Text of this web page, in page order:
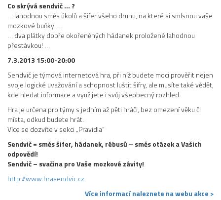
Co skrývá sendvič … ?
… lahodnou směs úkolů a šifer všeho druhu, na které si smlsnou vaše
mozkové buňky! …
… dva plátky dobře okořeněných hádanek proložené lahodnou
přestávkou! …
7.3.2013 15:00-20:00
Sendvič je týmová internetová hra, při níž budete moci prověřit nejen
svoje logické uvažování a schopnost luštit šifry, ale musíte také vědět,
kde hledat informace a využijete i svůj všeobecný rozhled.
Hra je určena pro týmy s jedním až pěti hráči, bez omezení věku či
místa, odkud budete hrát.
Více se dozvíte v sekci „Pravidla“
Sendvič = směs šifer, hádanek, rébusů – směs otázek a Vašich
odpovědí!
Sendvič – svačina pro Vaše mozkové závity!
http://www.hrasendvic.cz
Více informací naleznete na webu akce >